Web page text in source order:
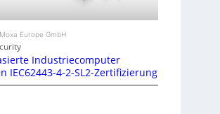
Europe GmbH
Industriecomputer
IEC62443-4-2-SL2-Zertifizierung